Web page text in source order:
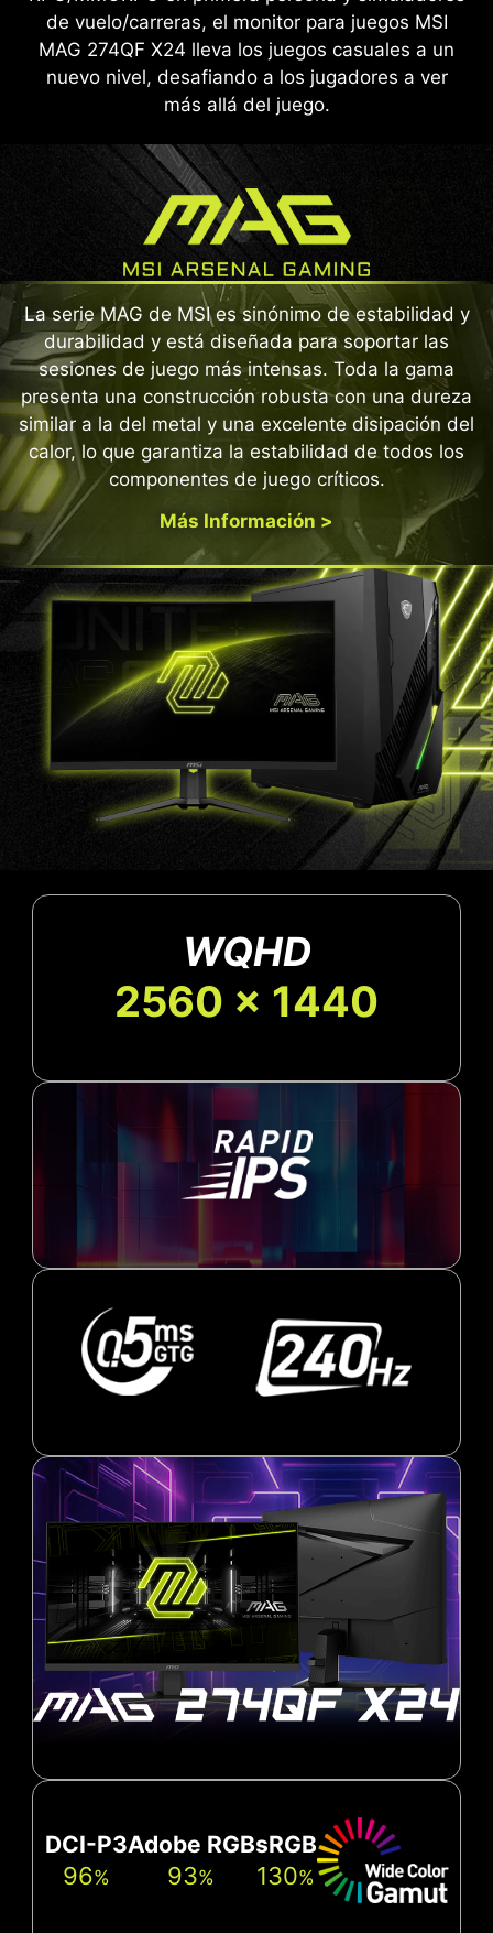
de vuelo/carreras, el monitor para juegos MSI
MAG 274QF X24 lleva los juegos casuales a un
nuevo nivel, desafiando a los jugadores a ver
más allá del juego.
La serie MAG de MSI es sinónimo de estabilidad y
durabilidad y está diseñada para soportar las
sesiones de juego más intensas. Toda la gama
presenta una construcción robusta con una dureza
similar a la del metal y una excelente disipación del
calor, lo que garantiza la estabilidad de todos los
componentes de juego críticos.
Más Información >
WQHD
2560 x 1440
DCI-P3
96%
Adobe RGB
93%
sRGB
130%